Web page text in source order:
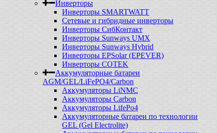
Инверторы
Инверторы SMARTWATT
Сетевые и гибридные инверторы
Инверторы СибКонтакт
Инверторы Sunways UMX
Инверторы Sunways Hybrid
Инверторы EPSolar (EPEVER)
Инверторы COTEK
Аккумуляторные батареи
AGM/GEL/LiFePO4/Carbon
Аккумуляторы LiNMC
Аккумуляторы Carbon
Аккумуляторы LifePo4
Аккумуляторные батареи по технологии
GEL (Gel Electrolite)